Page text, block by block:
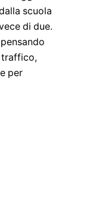
scuola
di due.
traffico,
per